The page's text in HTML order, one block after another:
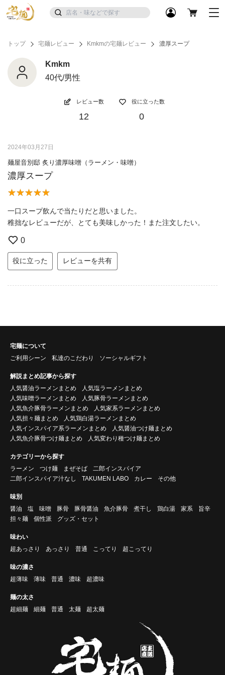
トップ 宅麺レビュー Kmkmの宅麺レビュー 濃厚スープ
Kmkm
40代/男性
レビュー数
12
役に立った数
0
2024年03月27日
麺屋音別邸 炙り濃厚味噌（ラーメン・味噌）
濃厚スープ
一口スープ飲んで当たりだと思いました。
稚拙なレビューだが、とても美味しかった！また注文したい。
0
役に立った レビューを共有
宅麺について
ご利用シーン
私達のこだわり ソーシャルギフト
解説まとめ記事から探す
人気醤油ラーメンまとめ
人気塩ラーメンまとめ
人気味噌ラーメンまとめ
人気豚骨ラーメンまとめ
人気魚介豚骨ラーメンまとめ
人気家系ラーメンまとめ
人気担々麺まとめ
人気鶏白湯ラーメンまとめ
人気インスパイア系ラーメンまとめ
人気醤油つけ麺まとめ
人気魚介豚骨つけ麺まとめ
人気変わり種つけ麺まとめ
カテゴリーから探す
ラーメン
つけ麺 まぜそば
二郎インスパイア
二郎インスパイア汁なし
TAKUMEN LABO カレー その他
味別
醤油
塩 味噌 豚骨 豚骨醤油 魚介豚骨 煮干し 鶏白湯 家系
旨辛
担々麺
個性派 グッズ・セット
味わい
超あっさり
あっさり 普通 こってり 超こってり
味の濃さ
超薄味
薄味 普通 濃味 超濃味
麺の太さ
超細麺
細麺 普通 太麺 超太麺